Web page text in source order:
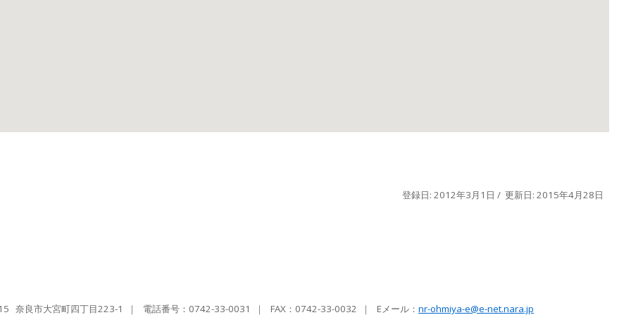
登録日: 2012年3月1日 / 更新日: 2015年4月28日
奈良市大宮町四丁目223-1 ｜ 電話番号：0742-33-0031 ｜ FAX：0742-33-0032 ｜ Eメール ： nr-ohmiya-e@e-net.nara.jp